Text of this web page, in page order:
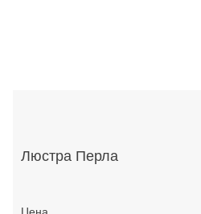
Люстра Перла